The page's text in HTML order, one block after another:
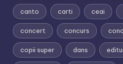
canto carti ceai
concert concurs
copii super dans